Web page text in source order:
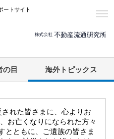
ートサイト
の目 海外トピックス
れた皆さまに、心よりお
お亡くなりになられた方々
とともに、ご遺族の皆さま